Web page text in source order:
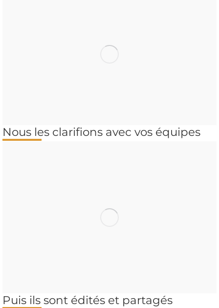
Nous les clarifions avec vos équipes
Puis ils sont édités et partagés